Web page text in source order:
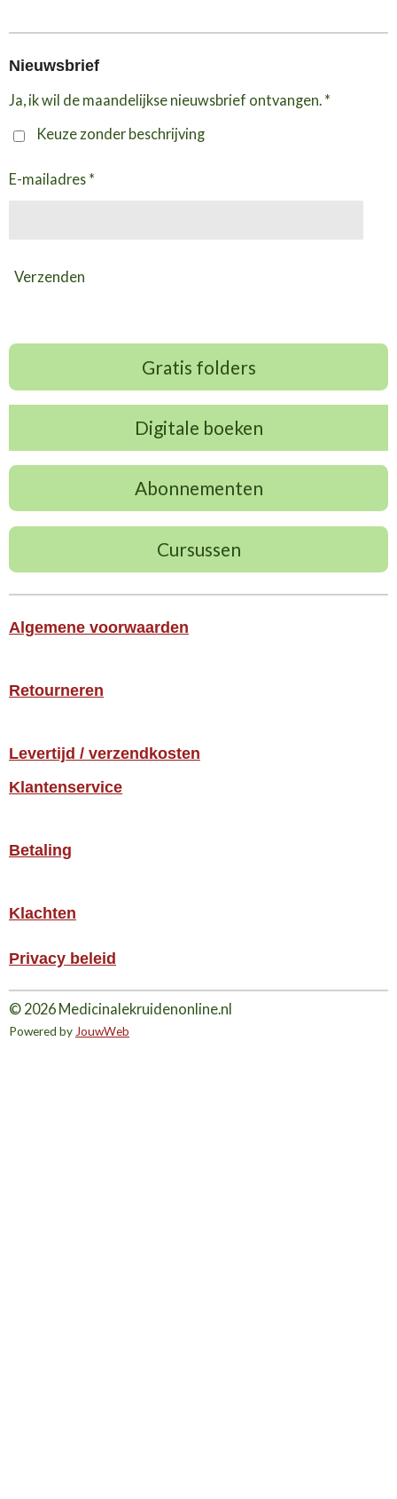
Nieuwsbrief
Ja, ik wil de maandelijkse nieuwsbrief ontvangen. *
Keuze zonder beschrijving
E-mailadres *
Verzenden
Gratis folders
Digitale boeken
Abonnementen
Cursussen
Algemene voorwaarden
Retourneren
Levertijd / verzendkosten
Klantenservice
Betaling
Klachten
Privacy beleid
© 2026 Medicinalekruidenonline.nl
Powered byJouwWeb